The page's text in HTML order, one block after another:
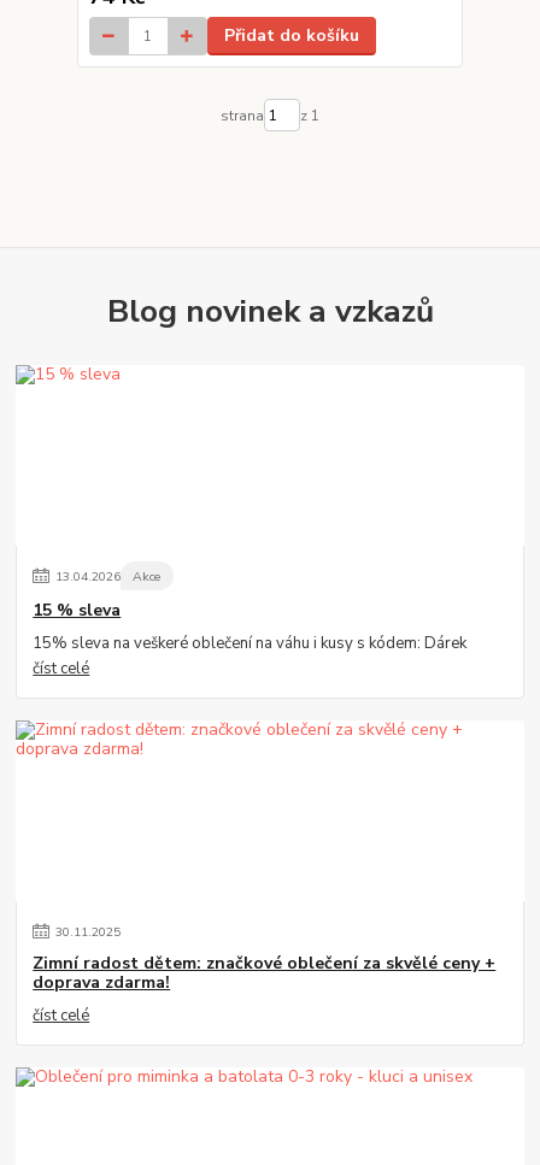
Přidat do košíku
strana z 1
Blog novinek a vzkazů
13.04.2026 Akce
15 % sleva
15% sleva na veškeré oblečení na váhu i kusy s kódem: Dárek
číst celé
30.11.2025
Zimní radost dětem: značkové oblečení za skvělé ceny +
doprava zdarma!
číst celé